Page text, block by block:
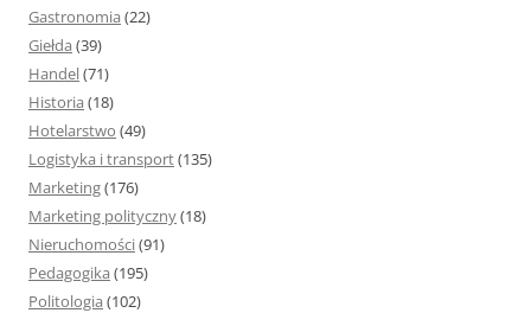
Gastronomia (22)
Giełda (39)
Handel(71)
Historia (18)
Hotelarstwo (49)
Logistyka i transport(135)
Marketing(176)
Marketing polityczny(18)
Nieruchomości(91)
Pedagogika (195)
Politologia (102)